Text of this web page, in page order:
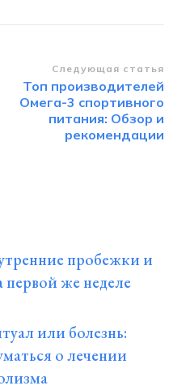
Следующая статья
Топ производителей
Омега-3 спортивного
питания: Обзор и
рекомендации
пробежки и
первой же неделе
или болезнь:
о лечении